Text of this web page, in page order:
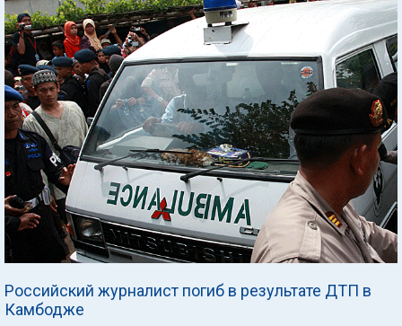
Российский журналист погиб в результате ДТП в
Камбодже